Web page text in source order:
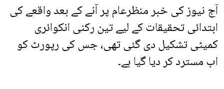
آج نیوز کی خبر منظرعام پر آنے کے بعد واقعے کی
ابتدائی تحقیقات کے لیے تین رکنی انکوائری
کمیٹی تشکیل دی گئی تھی، جس کی رپورٹ کو
اب مسترد کر دیا گیا ہے۔